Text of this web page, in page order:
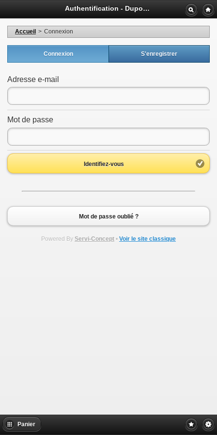
Authentification - Dupont Jean
Accueil > Connexion
Connexion S'enregistrer
Adresse e-mail
Mot de passe
Identifiez-vous
Mot de passe oublié ?
Powered By Servi-Concept • Voir le site classique
Panier